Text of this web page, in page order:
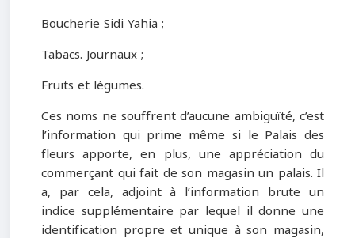
Boucherie Sidi Yahia ;
Tabacs. Journaux ;
Fruits et légumes.
Ces noms ne souffrent d’aucune ambiguïté, c’est
l’information qui prime même si le Palais des
fleurs apporte, en plus, une appréciation du
commerçant qui fait de son magasin un palais. Il
a, par cela, adjoint à l’information brute un
indice supplémentaire par lequel il donne une
identification propre et unique à son magasin,